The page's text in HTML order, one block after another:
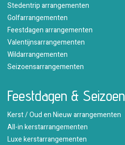
Stedentrip arrangementen
Golfarrangementen
Feestdagen arrangementen
Valentijnsarrangementen
Wildarrangementen
Seizoensarrangementen
Feestdagen & Seizoen
Kerst / Oud en Nieuw arrangementen
All-in kerstarrangementen
Luxe kerstarrangementen